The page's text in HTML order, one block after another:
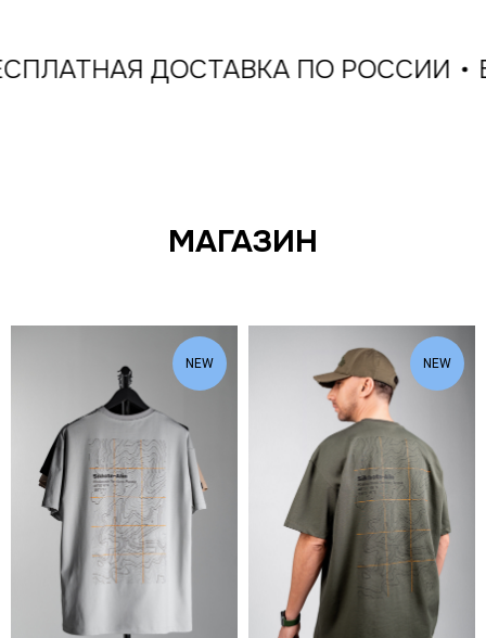
ДОСТАВКА ПО РОССИИ
МАГАЗИН
NEW NEW